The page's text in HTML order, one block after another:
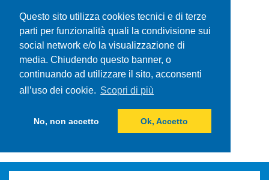
Questo sito utilizza cookies tecnici e di terze
parti per funzionalità quali la condivisione sui
social network e/o la visualizzazione di
media. Chiudendo questo banner, o
continuando ad utilizzare il sito, acconsenti
all’uso dei cookie. Scopri di più
No, non accetto Ok, Accetto